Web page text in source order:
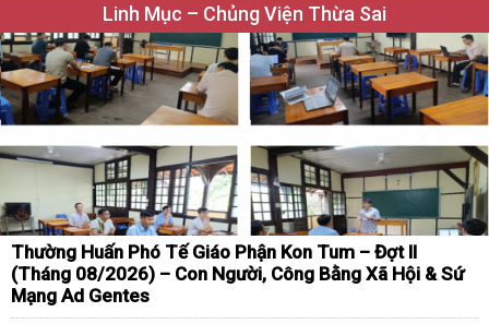
Linh Mục – Chủng Viện Thừa Sai
Thường Huấn Phó Tế Giáo Phận Kon Tum – Đợt II
(Tháng 08/2026) – Con Người, Công Bằng Xã Hội & Sứ
Mạng Ad Gentes